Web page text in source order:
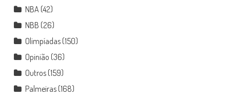
NBA(42)
NBB (26)
Olimpíadas(150)
Opinião (36)
Outros(159)
Palmeiras(168)